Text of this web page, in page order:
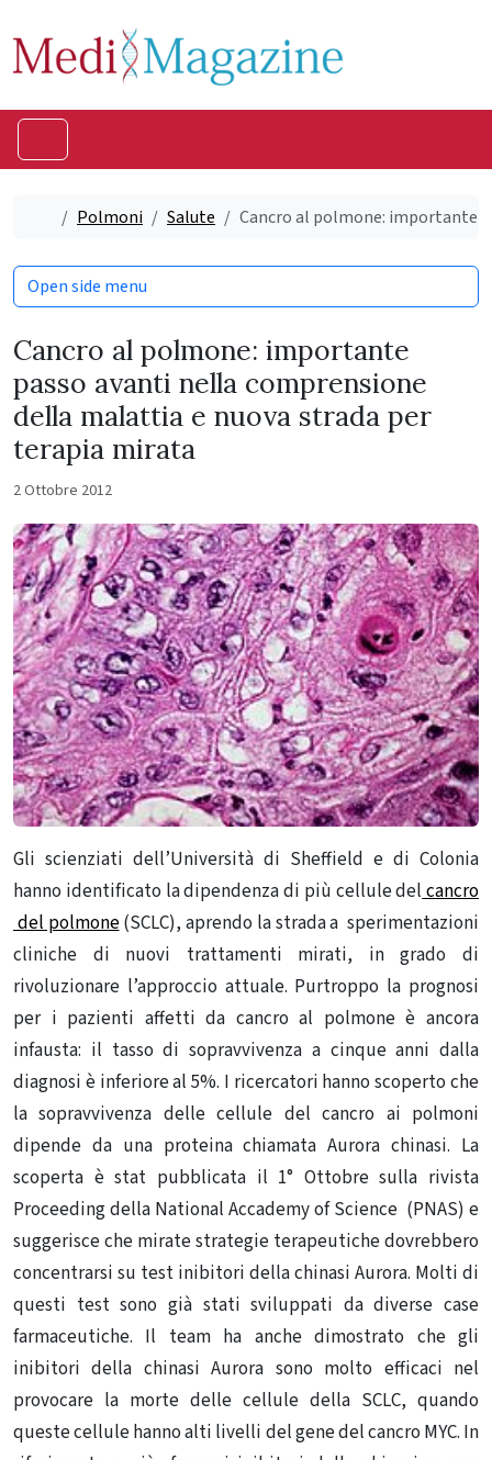
HomePolmoni Salute Cancro al polmone: importante
Cancro al polmone: importante
passo avanti nella comprensione
della malattia e nuova strada per
terapia mirata
2 Ottobre 2012
Gli scienziati dell’Università di Sheffield e di Colonia
hanno identificato la dipendenza di più cellule delcancro
del polmone(SCLC), aprendo la strada a sperimentazioni
cliniche di nuovi trattamenti mirati, in grado di
rivoluzionare l’approccio attuale. Purtroppo la prognosi
per i pazienti affetti da cancro al polmone è ancora
infausta: il tasso di sopravvivenza a cinque anni dalla
diagnosi è inferiore al 5%. I ricercatori hanno scoperto che
la sopravvivenza delle cellule del cancro ai polmoni
dipende da una proteina chiamata Aurora chinasi. La
scoperta è stat pubblicata il 1° Ottobre sulla rivista
Proceeding della National Accademy of Science (PNAS) e
suggerisce che mirate strategie terapeutiche dovrebbero
concentrarsi su test inibitori della chinasi Aurora. Molti di
questi test sono già stati sviluppati da diverse case
farmaceutiche. Il team ha anche dimostrato che gli
inibitori della chinasi Aurora sono molto efficaci nel
provocare la morte delle cellule della SCLC, quando
queste cellule hanno alti livelli del gene del cancro MYC. In
Open side menu